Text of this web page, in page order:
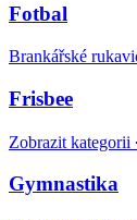
Fotbal
Brankářské
Frisbee
Zobrazit kategorii
Gymnastika